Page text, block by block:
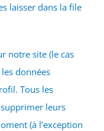
laisser dans la file
notre site (le cas
données
Tous les
leurs
(à l’exception